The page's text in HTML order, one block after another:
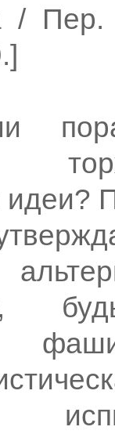
/
идеи?